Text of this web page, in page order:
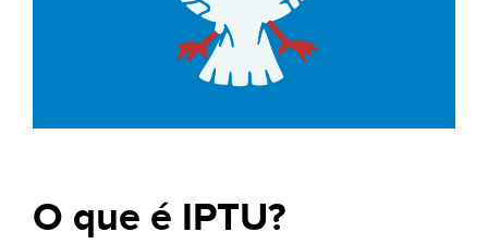
O que é IPTU?